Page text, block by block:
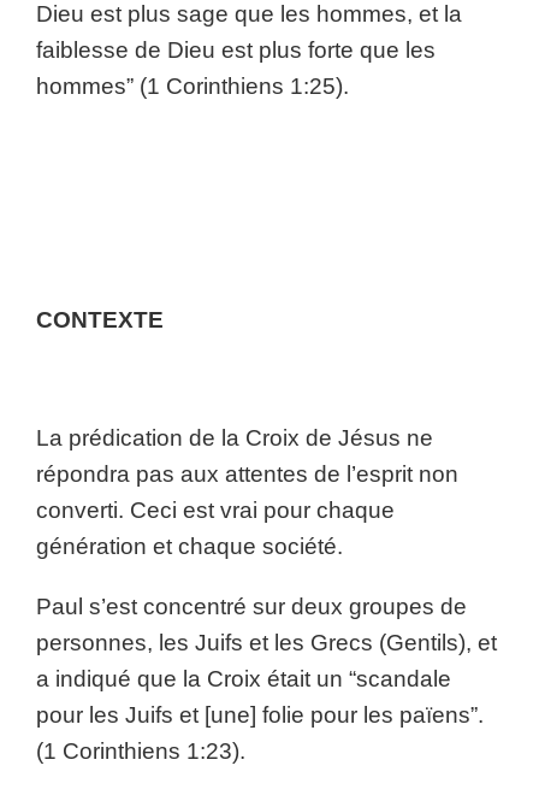
Dieu est plus sage que les hommes, et la
faiblesse de Dieu est plus forte que les
hommes” (1 Corinthiens 1:25).
CONTEXTE
La prédication de la Croix de Jésus ne
répondra pas aux attentes de l’esprit non
converti. Ceci est vrai pour chaque
génération et chaque société.
Paul s’est concentré sur deux groupes de
personnes, les Juifs et les Grecs (Gentils), et
a indiqué que la Croix était un “scandale
pour les Juifs et [une] folie pour les païens”.
(1 Corinthiens 1:23).